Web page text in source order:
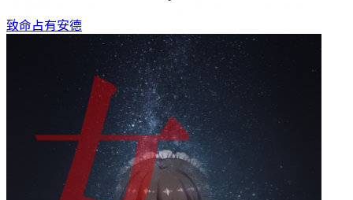
致命占有安德